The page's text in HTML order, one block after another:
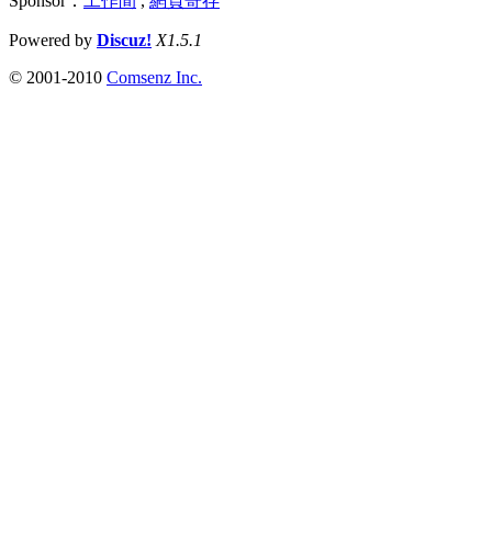
Powered by Discuz! X1.5.1
© 2001-2010 Comsenz Inc.